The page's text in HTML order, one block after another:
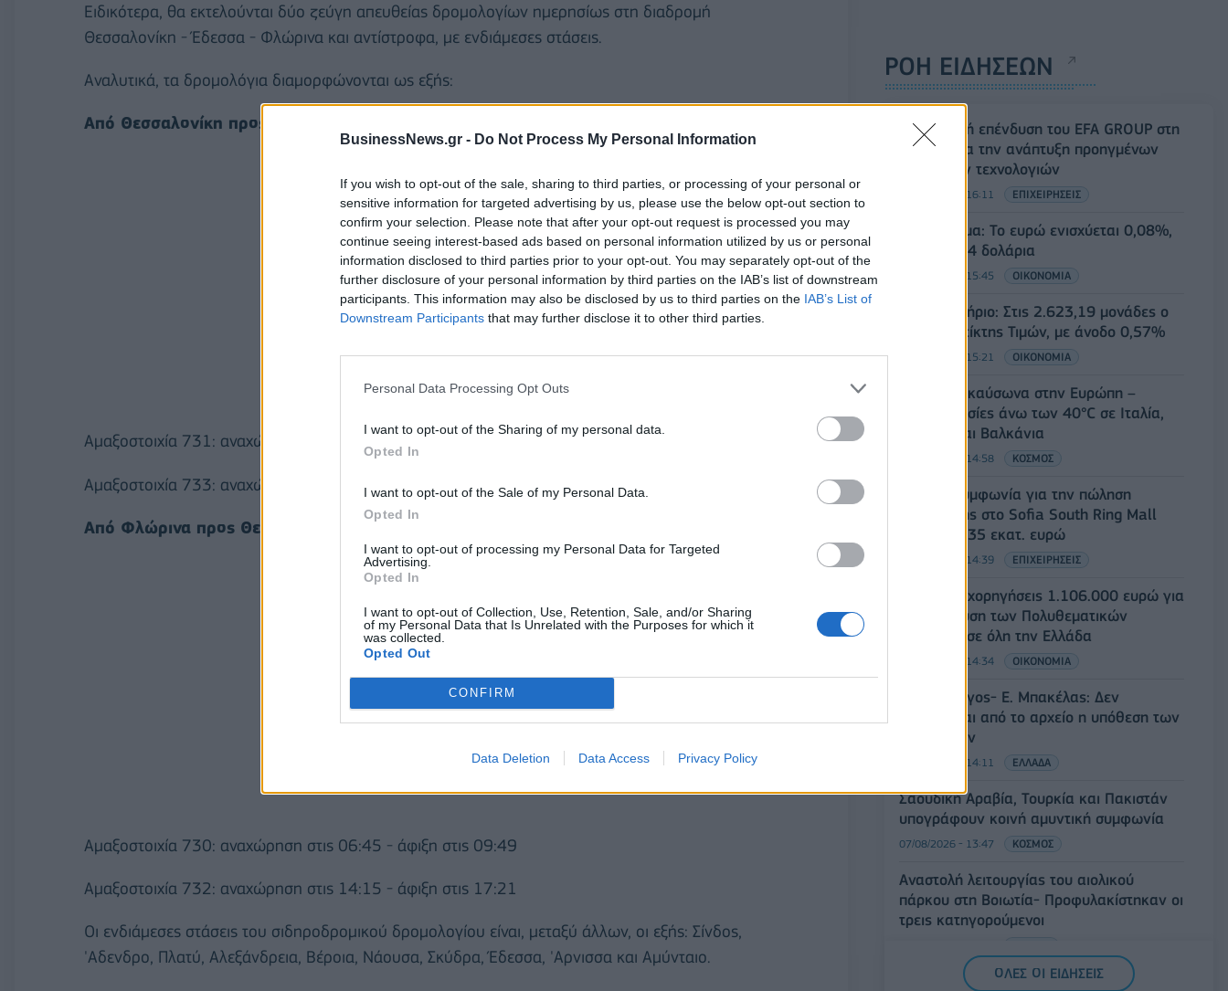
BusinessNews.gr - Do Not Process My Personal Information
If you wish to opt-out of the sale, sharing to third parties, or processing of your personal or
sensitive information for targeted advertising by us, please use the below opt-out section to
confirm your selection. Please note that after your opt-out request is processed you may
continue seeing interest-based ads based on personal information utilized by us or personal
information disclosed to third parties prior to your opt-out. You may separately opt-out of the
further disclosure of your personal information by third parties on the IAB’s list of downstream
participants. This information may also be disclosed by us to third parties on the IAB’s List of
Downstream Participants that may further disclose it to other third parties.
Personal Data Processing Opt Outs
I want to opt-out of the Sharing of my personal data.
Opted In
I want to opt-out of the Sale of my Personal Data.
Opted In
I want to opt-out of processing my Personal Data for Targeted
Advertising.
Opted In
I want to opt-out of Collection, Use, Retention, Sale, and/or Sharing
of my Personal Data that Is Unrelated with the Purposes for which it
was collected.
Opted Out
CONFIRM
Data Deletion Data Access Privacy Policy
Ειδικότερα, θα εκτελούνται δύο ζεύγη απευθείας δρομολογίων ημερησίως στη διαδρομή
Θεσσαλονίκη - Έδεσσα - Φλώρινα και αντίστροφα, με ενδιάμεσες στάσεις.
Αναλυτικά, τα δρομολόγια διαμορφώνονται ως εξής:
Από Θεσσαλονίκη προς Φλώρινα:
Αμαξοστοιχία 731: αναχώρηση στις 10:40 - άφιξη στις 13:44
Αμαξοστοιχία 733: αναχώρηση στις 13:55 - άφιξη στις 17:01
Από Φλώρινα προς Θεσσαλονίκη:
Αμαξοστοιχία 730: αναχώρηση στις 06:45 - άφιξη στις 09:49
Αμαξοστοιχία 732: αναχώρηση στις 14:15 - άφιξη στις 17:21
Οι ενδιάμεσες στάσεις του σιδηροδρομικού δρομολογίου είναι, μεταξύ άλλων, οι εξής: Σίνδος,
'Αδενδρο, Πλατύ, Αλεξάνδρεια, Βέροια, Νάουσα, Σκύδρα, Έδεσσα, 'Αρνισσα και Αμύνταιο.
ΡΟΗ ΕΙΔΗΣΕΩΝ
Στρατηγική επένδυση του EFA GROUP στη
Fractal για την ανάπτυξη προηγμένων
αμυντικών τεχνολογιών
07/08/2026 - 16:11 ΕΠΙΧΕΙΡΗΣΕΙΣ
Συνάλλαγμα: Το ευρώ ενισχύεται 0,08%,
στα 1,1534 δολάρια
07/08/2026 - 15:45 ΟΙΚΟΝΟΜΙΑ
Χρηματιστήριο: Στις 2.623,19 μονάδες ο
Γενικός Δείκτης Τιμών, με άνοδο 0,57%
07/08/2026 - 15:21 ΟΙΚΟΝΟΜΙΑ
Νέο κύμα καύσωνα στην Ευρώπη –
Θερμοκρασίες άνω των 40°C σε Ιταλία,
Ισπανία και Βαλκάνια
07/08/2026 - 14:58 ΚΟΣΜΟΣ
Fourlis: Συμφωνία για την πώληση
συμμετοχής στο Sofia South Ring Mall
έναντι 49,35 εκατ. ευρώ
07/08/2026 - 14:39 ΕΠΙΧΕΙΡΗΣΕΙΣ
ΥΠΠΟ: Επιχορηγήσεις 1.106.000 ευρώ για
την ενίσχυση των Πολυθεματικών
Φεστιβάλ σε όλη την Ελλάδα
07/08/2026 - 14:34 ΟΙΚΟΝΟΜΙΑ
Άρειος Πάγος- Ε. Μπακέλας: Δεν
ανασύρεται από το αρχείο η υπόθεση των
υποκλοπών
07/08/2026 - 14:11 ΕΛΛΑΔΑ
Σαουδική Αραβία, Τουρκία και Πακιστάν
υπογράφουν κοινή αμυντική συμφωνία
07/08/2026 - 13:47 ΚΟΣΜΟΣ
Αναστολή λειτουργίας του αιολικού
πάρκου στη Βοιωτία- Προφυλακίστηκαν οι
τρεις κατηγορούμενοι
Χρηματιστήριο: Στις 2.618,95 μονάδες ο
ΟΛΕΣ ΟΙ ΕΙΔΗΣΕΙΣ